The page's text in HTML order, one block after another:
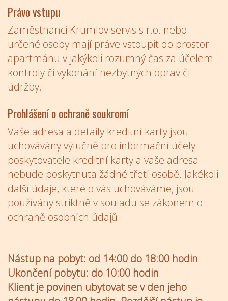
Právo vstupu
Zaměstnanci Krumlov servis s.r.o. nebo
určené osoby mají práve vstoupit do prostor
apartmánu v jakýkoli rozumný čas za účelem
kontroly či vykonání nezbytných oprav či
údržby.
Prohlášení o ochraně soukromí
Vaše adresa a detaily kreditní karty jsou
uchovávány výlučně pro informační účely
poskytovatele kreditní karty a vaše adresa
nebude poskytnuta žádné třetí osobě. Jakékoli
další údaje, které o vás uchováváme, jsou
používány striktně v souladu se zákonem o
ochraně osobních údajů.
Nástup na pobyt: od 14:00 do 18:00 hodin
Ukončení pobytu: do 10:00 hodin
Klient je povinen ubytovat se v den jeho